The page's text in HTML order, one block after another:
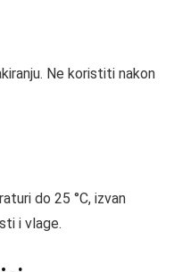
Ne koristiti nakon
do 25 °C, izvan
i vlage.